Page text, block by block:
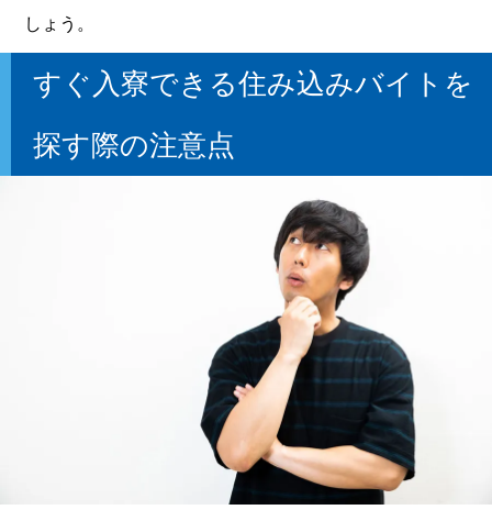
しょう。
すぐ入寮できる住み込みバイトを
探す際の注意点